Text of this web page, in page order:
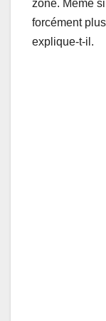
zone. Même
forcément
explique-t-il.